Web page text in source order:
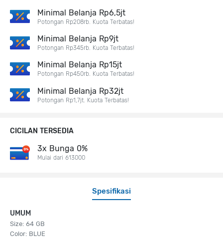
Spesifikasi
UMUM
Size: 64 GB
Color: BLUE
Minimal Belanja Rp6,5jt
Potongan Rp208rb. Kuota Terbatas!
Minimal Belanja Rp9jt
Potongan Rp345rb. Kuota Terbatas!
Minimal Belanja Rp15jt
Potongan Rp450rb. Kuota Terbatas!
Minimal Belanja Rp32jt
Potongan Rp1,7jt. Kuota Terbatas!
CICILAN TERSEDIA
3x Bunga 0%
Mulai dari 613000